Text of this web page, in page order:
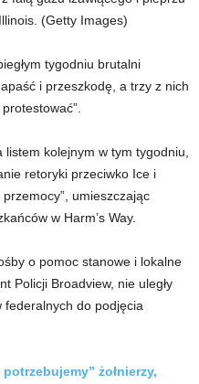
(Getty Images)
tygodniu brutalni
i przeszkodę, a trzy z nich
kolejnym w tym tygodniu,
retoryki przeciwko Ice i
umieszczając
w Harm’s Way.
o pomoc stanowe i lokalne
Policji Broadview, nie uległy
do podjęcia
żołnierzy,